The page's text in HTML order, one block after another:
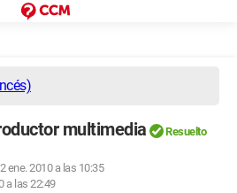
multimedia Resuelto
ene. 2010 a las 10:35
a las 22:49